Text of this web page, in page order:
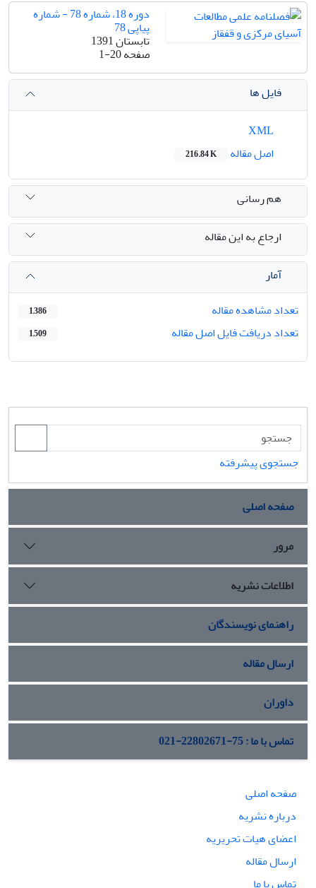
دوره 18، شماره 78 - شماره
پیاپی 78
تابستان 1391
صفحه1-20
فایل ها
اصل مقاله
216.84 K
هم رسانی
ارجاع به این مقاله
آمار
تعداد مشاهده مقاله
1,386
تعداد دریافت فایل اصل مقاله 1,509
جستجوی پیشرفته
صفحه اصلی
مرور
اطلاعات نشریه
راهنمای نویسندگان
ارسال مقاله
داوران
تماس با ما : 75-22802671-021
صفحه اصلی
درباره نشریه
اعضای هیات تحریریه
ارسال مقاله